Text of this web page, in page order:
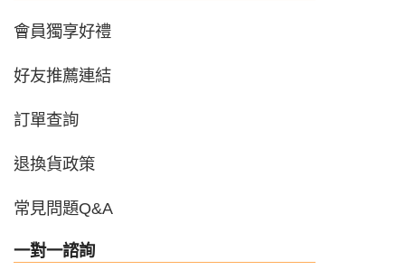
會員獨享好禮
好友推薦連結
訂單查詢
退換貨政策
常見問題Q&A
一對一諮詢